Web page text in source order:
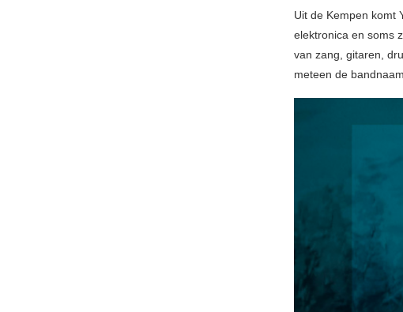
Uit de Kempen komt
elektronica en soms
van zang, gitaren,
meteen de